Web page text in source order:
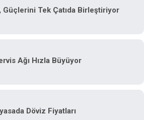
Güçlerini Tek Çatıda Birleştiriyor
Ağı Hızla Büyüyor
Döviz Fiyatları